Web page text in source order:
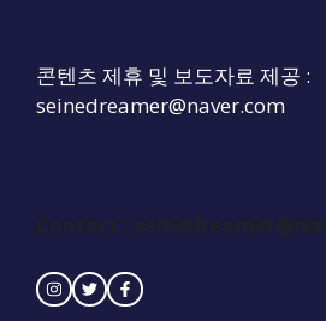
콘텐츠 제휴 및 보도자료 제공 :
seinedreamer@naver.com
Contact :